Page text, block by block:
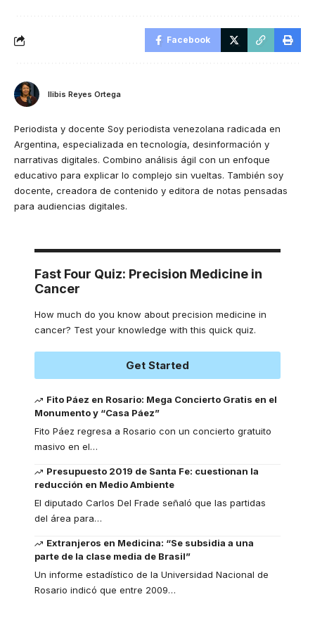
Facebook
Ilibis Reyes Ortega
Periodista y docente Soy periodista venezolana radicada en
Argentina, especializada en tecnología, desinformación y
narrativas digitales. Combino análisis ágil con un enfoque
educativo para explicar lo complejo sin vueltas. También soy
docente, creadora de contenido y editora de notas pensadas
para audiencias digitales.
Fast Four Quiz: Precision Medicine in
Cancer
How much do you know about precision medicine in
cancer? Test your knowledge with this quick quiz.
Get Started
Fito Páez en Rosario: Mega Concierto Gratis en el
Monumento y “Casa Páez”
Fito Páez regresa a Rosario con un concierto gratuito
masivo en el…
Presupuesto 2019 de Santa Fe: cuestionan la
reducción en Medio Ambiente
El diputado Carlos Del Frade señaló que las partidas
del área para…
Extranjeros en Medicina: “Se subsidia a una
parte de la clase media de Brasil”
Un informe estadístico de la Universidad Nacional de
Rosario indicó que entre 2009…